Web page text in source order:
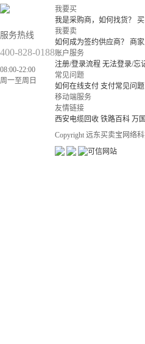
服务热线
400-828-0188
08:00-22:00
周一至周日
我要买
我是采购商，如何找货？
我要卖
如何成为签约供应商？
商
账户服务
注册/登录流程 无法登录/忘
常见问题
如何在线支付 支付常见问题
移动端服务
友情链接
西安电缆回收 铁路百科 万
Copyright 远东买卖宝网络